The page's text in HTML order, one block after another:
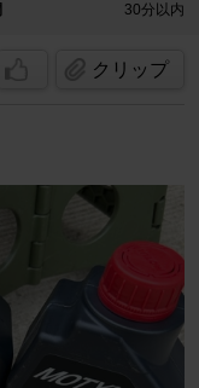
30分以内
クリップ